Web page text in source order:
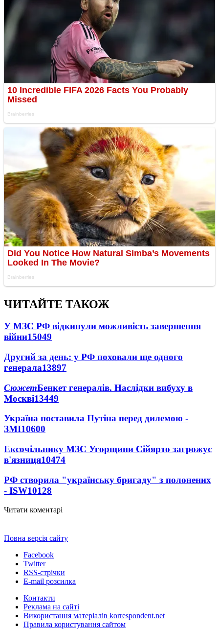
ЧИТАЙТЕ ТАКОЖ
У МЗС РФ відкинули можливість завершення
війни15049
Другий за день: у РФ поховали ще одного
генерала13897
СюжетБенкет генералів. Наслідки вибуху в
Москві13449
Україна поставила Путіна перед дилемою -
ЗМІ10600
Ексочільнику МЗС Угорщини Сійярто загрожує
в'язниця10474
РФ створила "українську бригаду" з полонених
- ISW10128
Читати коментарі
Повна версія сайту
Facebook
Twitter
RSS-стрічки
E-mail розсилка
Контакти
Реклама на сайті
Використання матеріалів korrespondent.net
Правила користування сайтом